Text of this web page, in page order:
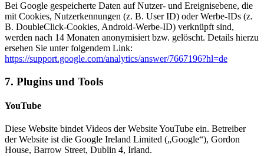
Bei Google gespeicherte Daten auf Nutzer- und Ereignisebene, die
mit Cookies, Nutzerkennungen (z. B. User ID) oder Werbe-IDs (z.
B. DoubleClick-Cookies, Android-Werbe-ID) verknüpft sind,
werden nach 14 Monaten anonymisiert bzw. gelöscht. Details hierzu
ersehen Sie unter folgendem Link:
https://support.google.com/analytics/answer/7667196?hl=de
7. Plugins und Tools
YouTube
Diese Website bindet Videos der Website YouTube ein. Betreiber
der Website ist die Google Ireland Limited („Google“), Gordon
House, Barrow Street, Dublin 4, Irland.